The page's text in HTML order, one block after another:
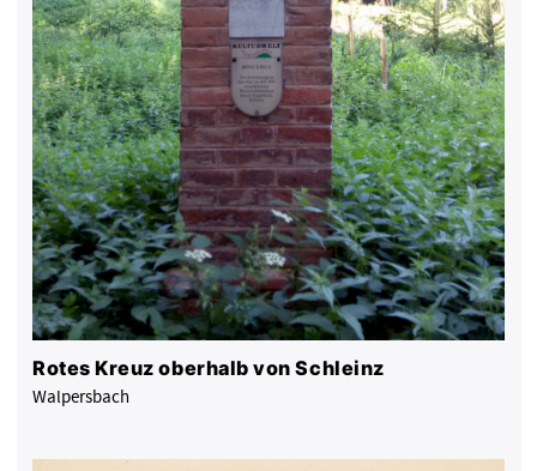
Rotes Kreuz oberhalb von Schleinz
Walpersbach